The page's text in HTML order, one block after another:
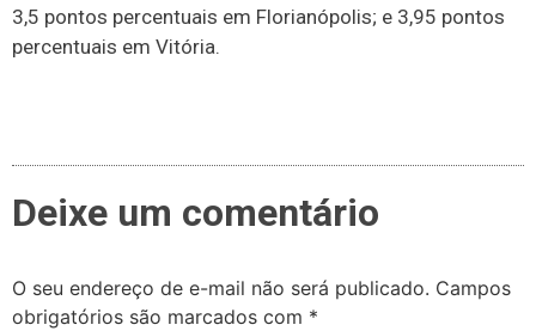
3,5 pontos percentuais em Florianópolis; e 3,95 pontos
percentuais em Vitória.
Deixe um comentário
O seu endereço de e-mail não será publicado. Campos
obrigatórios são marcados com *